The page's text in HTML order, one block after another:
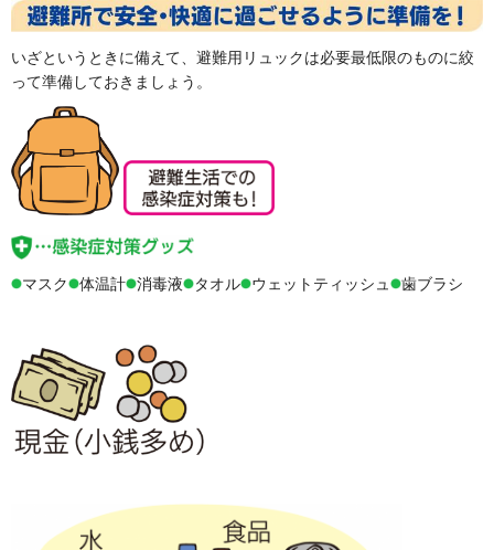
いざというときに備えて、避難用リュックは必要最低限のものに絞
って準備しておきましょう。
マスク 体温計 消毒液 タオル ウェットティッシュ 歯ブラシ